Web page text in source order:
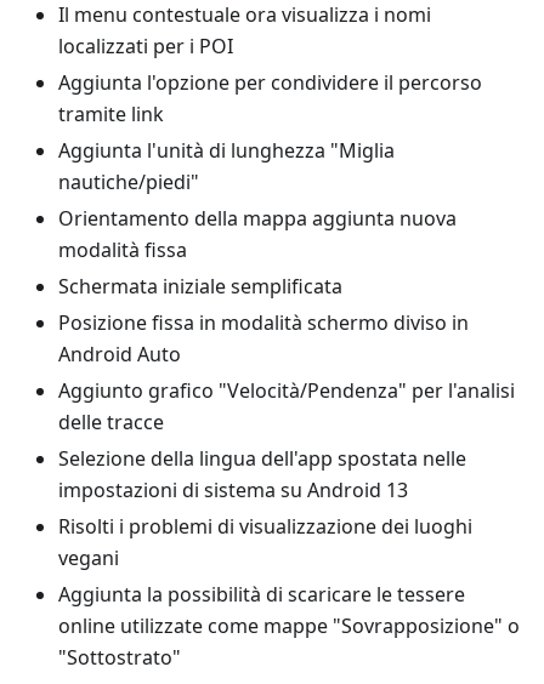
Il menu contestuale ora visualizza i nomi
localizzati per i POI
Aggiunta l'opzione per condividere il percorso
tramite link
Aggiunta l'unità di lunghezza "Miglia
nautiche/piedi"
Orientamento della mappa aggiunta nuova
modalità fissa
Schermata iniziale semplificata
Posizione fissa in modalità schermo diviso in
Android Auto
Aggiunto grafico "Velocità/Pendenza" per l'analisi
delle tracce
Selezione della lingua dell'app spostata nelle
impostazioni di sistema su Android 13
Risolti i problemi di visualizzazione dei luoghi
vegani
Aggiunta la possibilità di scaricare le tessere
online utilizzate come mappe "Sovrapposizione" o
"Sottostrato"